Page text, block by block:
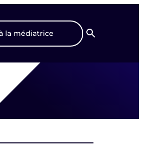
la médiatrice
Recherche